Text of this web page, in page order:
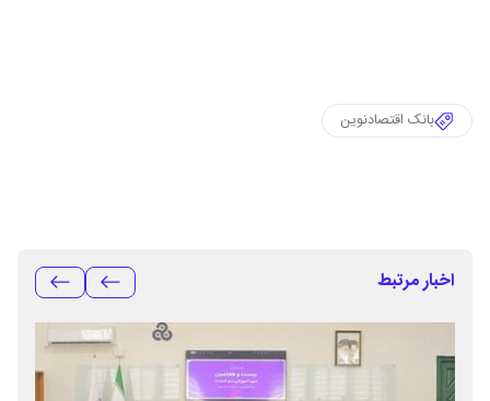
بانک اقتصادنوین
اخبار مرتبط